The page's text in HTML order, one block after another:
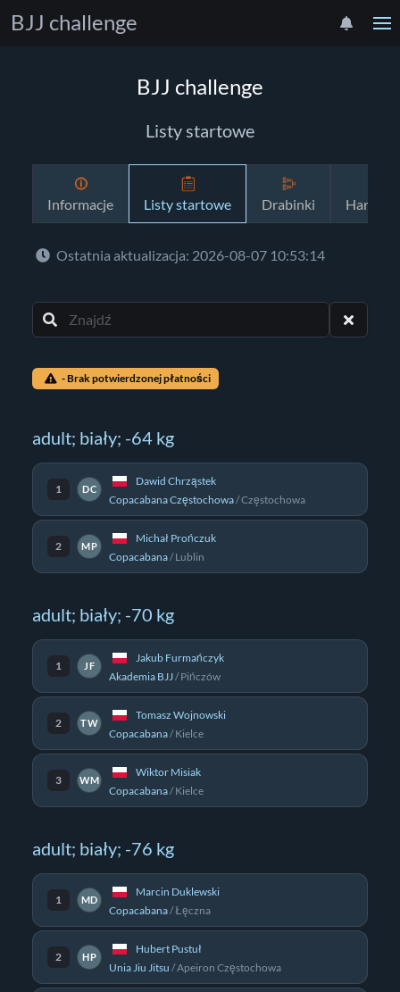
BJJ challenge
BJJ challenge
Listy startowe
Informacje Listy startowe Drabinki
Ostatnia aktualizacja: 2026-08-07 10:53:14
- Brak potwierdzonej płatności
adult; biały; -64 kg
1 DC
Dawid Chrząstek
Copacabana Częstochowa/Częstochowa
2 MP
Michał Prończuk
Copacabana/Lublin
adult; biały; -70 kg
1 JF
Jakub Furmańczyk
Akademia BJJ/Pińczów
2 TW
Tomasz Wojnowski
Copacabana/Kielce
3 WM
Wiktor Misiak
Copacabana/Kielce
adult; biały; -76 kg
1 MD
Marcin Duklewski
Copacabana/Łęczna
2 HP
Hubert Pustuł
Unia Jiu Jitsu /Apeiron Częstochowa